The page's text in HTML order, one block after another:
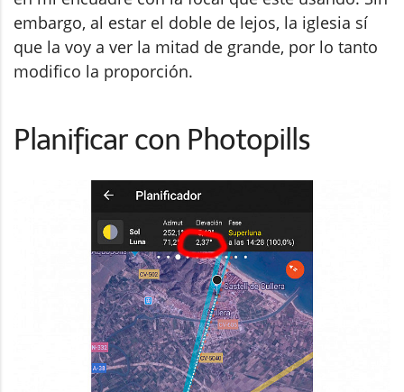
embargo, al estar el doble de lejos, la iglesia sí
que la voy a ver la mitad de grande, por lo tanto
modifico la proporción.
Planificar con Photopills